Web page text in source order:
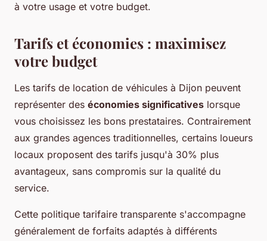
à votre usage et votre budget.
Tarifs et économies : maximisez
votre budget
Les tarifs de location de véhicules à Dijon peuvent
représenter des économies significatives lorsque
vous choisissez les bons prestataires. Contrairement
aux grandes agences traditionnelles, certains loueurs
locaux proposent des tarifs jusqu'à 30% plus
avantageux, sans compromis sur la qualité du
service.
Cette politique tarifaire transparente s'accompagne
généralement de forfaits adaptés à différents